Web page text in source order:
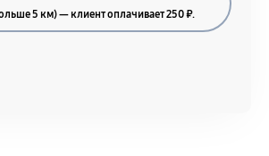
5 км) — клиент оплачивает 250 ₽.